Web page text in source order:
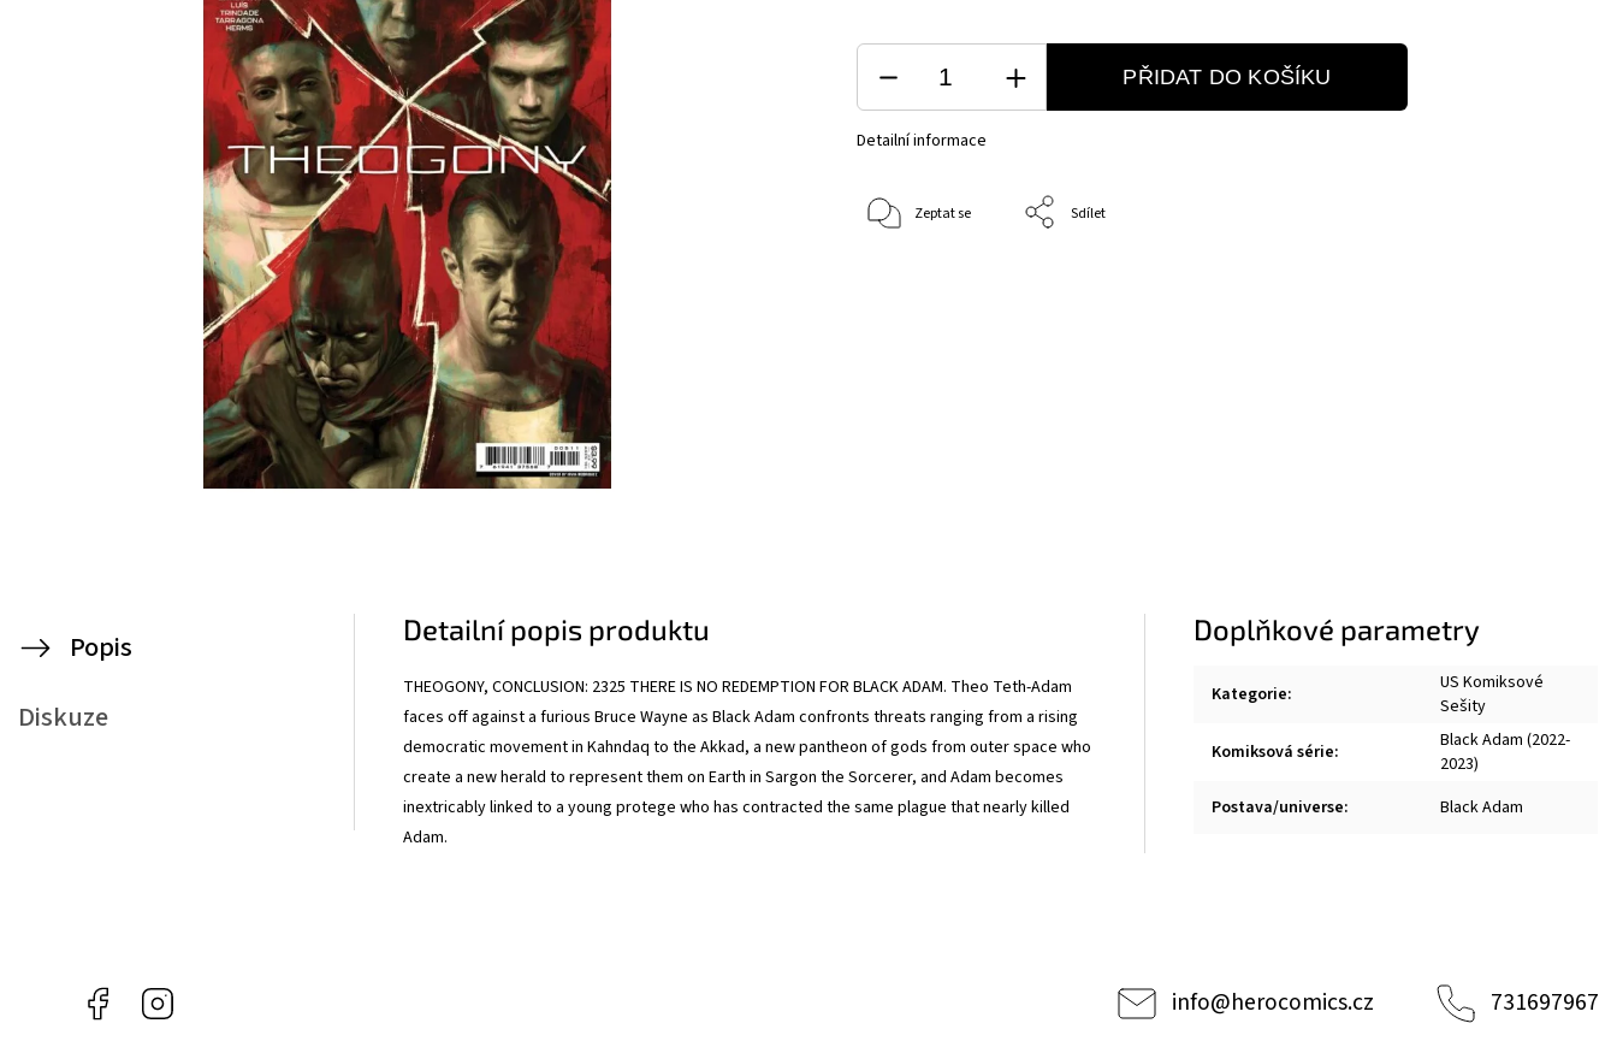
PŘIDAT DO KOŠÍKU
Detailní informace
Zeptat se Sdílet
Popis
Diskuze
Detailní popis produktu
THEOGONY, CONCLUSION: 2325 THERE IS NO REDEMPTION FOR BLACK ADAM. Theo Teth-Adam
faces off against a furious Bruce Wayne as Black Adam confronts threats ranging from a rising
democratic movement in Kahndaq to the Akkad, a new pantheon of gods from outer space who
create a new herald to represent them on Earth in Sargon the Sorcerer, and Adam becomes
inextricably linked to a young protege who has contracted the same plague that nearly killed
Adam.
Doplňkové parametry
Kategorie:
US Komiksové
Sešity
Komiksová série:
Black Adam (2022-
2023)
Postava/universe: Black Adam
Facebook info@herocomics.cz 731697967